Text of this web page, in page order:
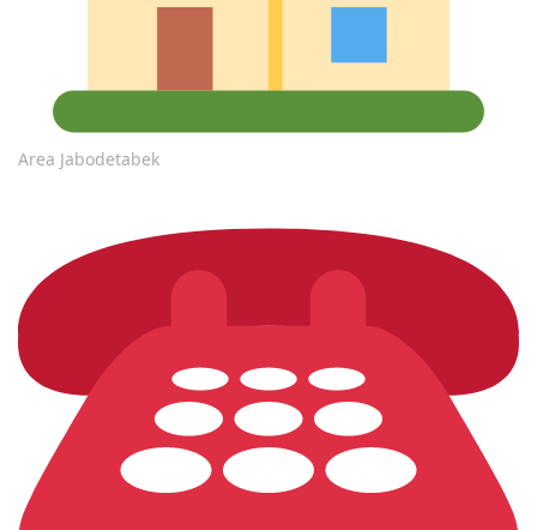
Area Jabodetabek